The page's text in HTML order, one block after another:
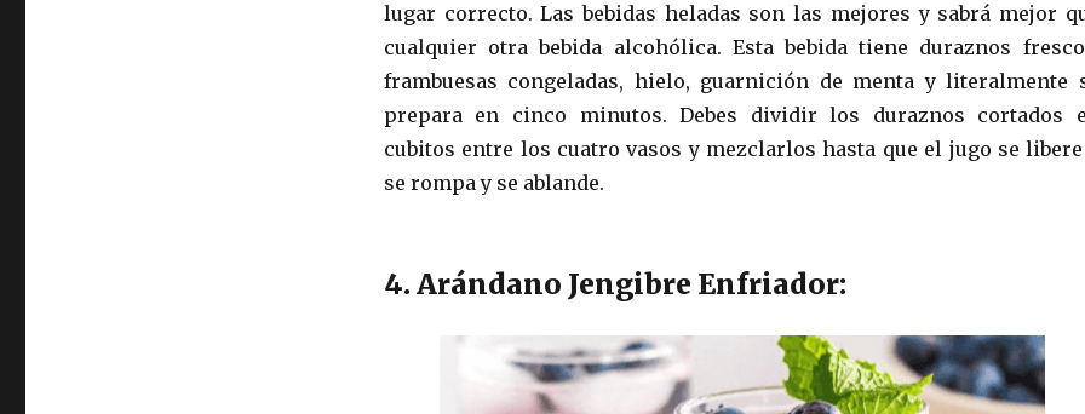
lugar correcto. Las bebidas heladas son las mejores y sabrá mejor
cualquier otra bebida alcohólica. Esta bebida tiene duraznos
frambuesas congeladas, hielo, guarnición de menta y literalmente
prepara en cinco minutos. Debes dividir los duraznos cortados
cubitos entre los cuatro vasos y mezclarlos hasta que el jugo se
se rompa y se ablande.
4. Arándano Jengibre Enfriador: